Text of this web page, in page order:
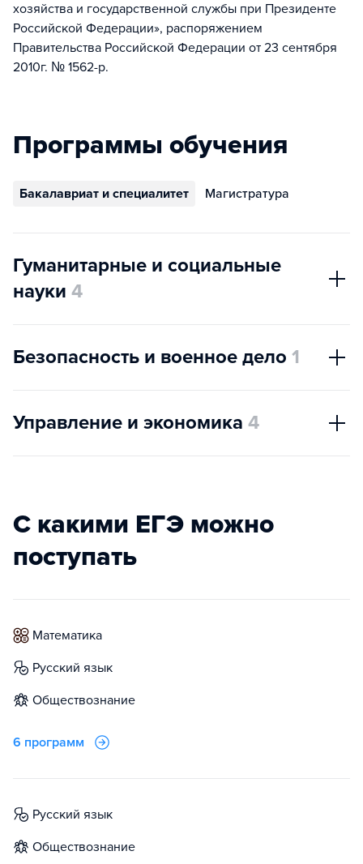
хозяйства и государственной службы при Президенте
Российской Федерации», распоряжением
Правительства Российской Федерации от 23 сентября
2010г. № 1562-р.
Программы обучения
Бакалавриат и специалитет Магистратура
Гуманитарные и социальные
науки 4
Безопасность и военное дело 1
Управление и экономика 4
С какими ЕГЭ можно
поступать
математика
русский язык
обществознание
6 программ
русский язык
обществознание